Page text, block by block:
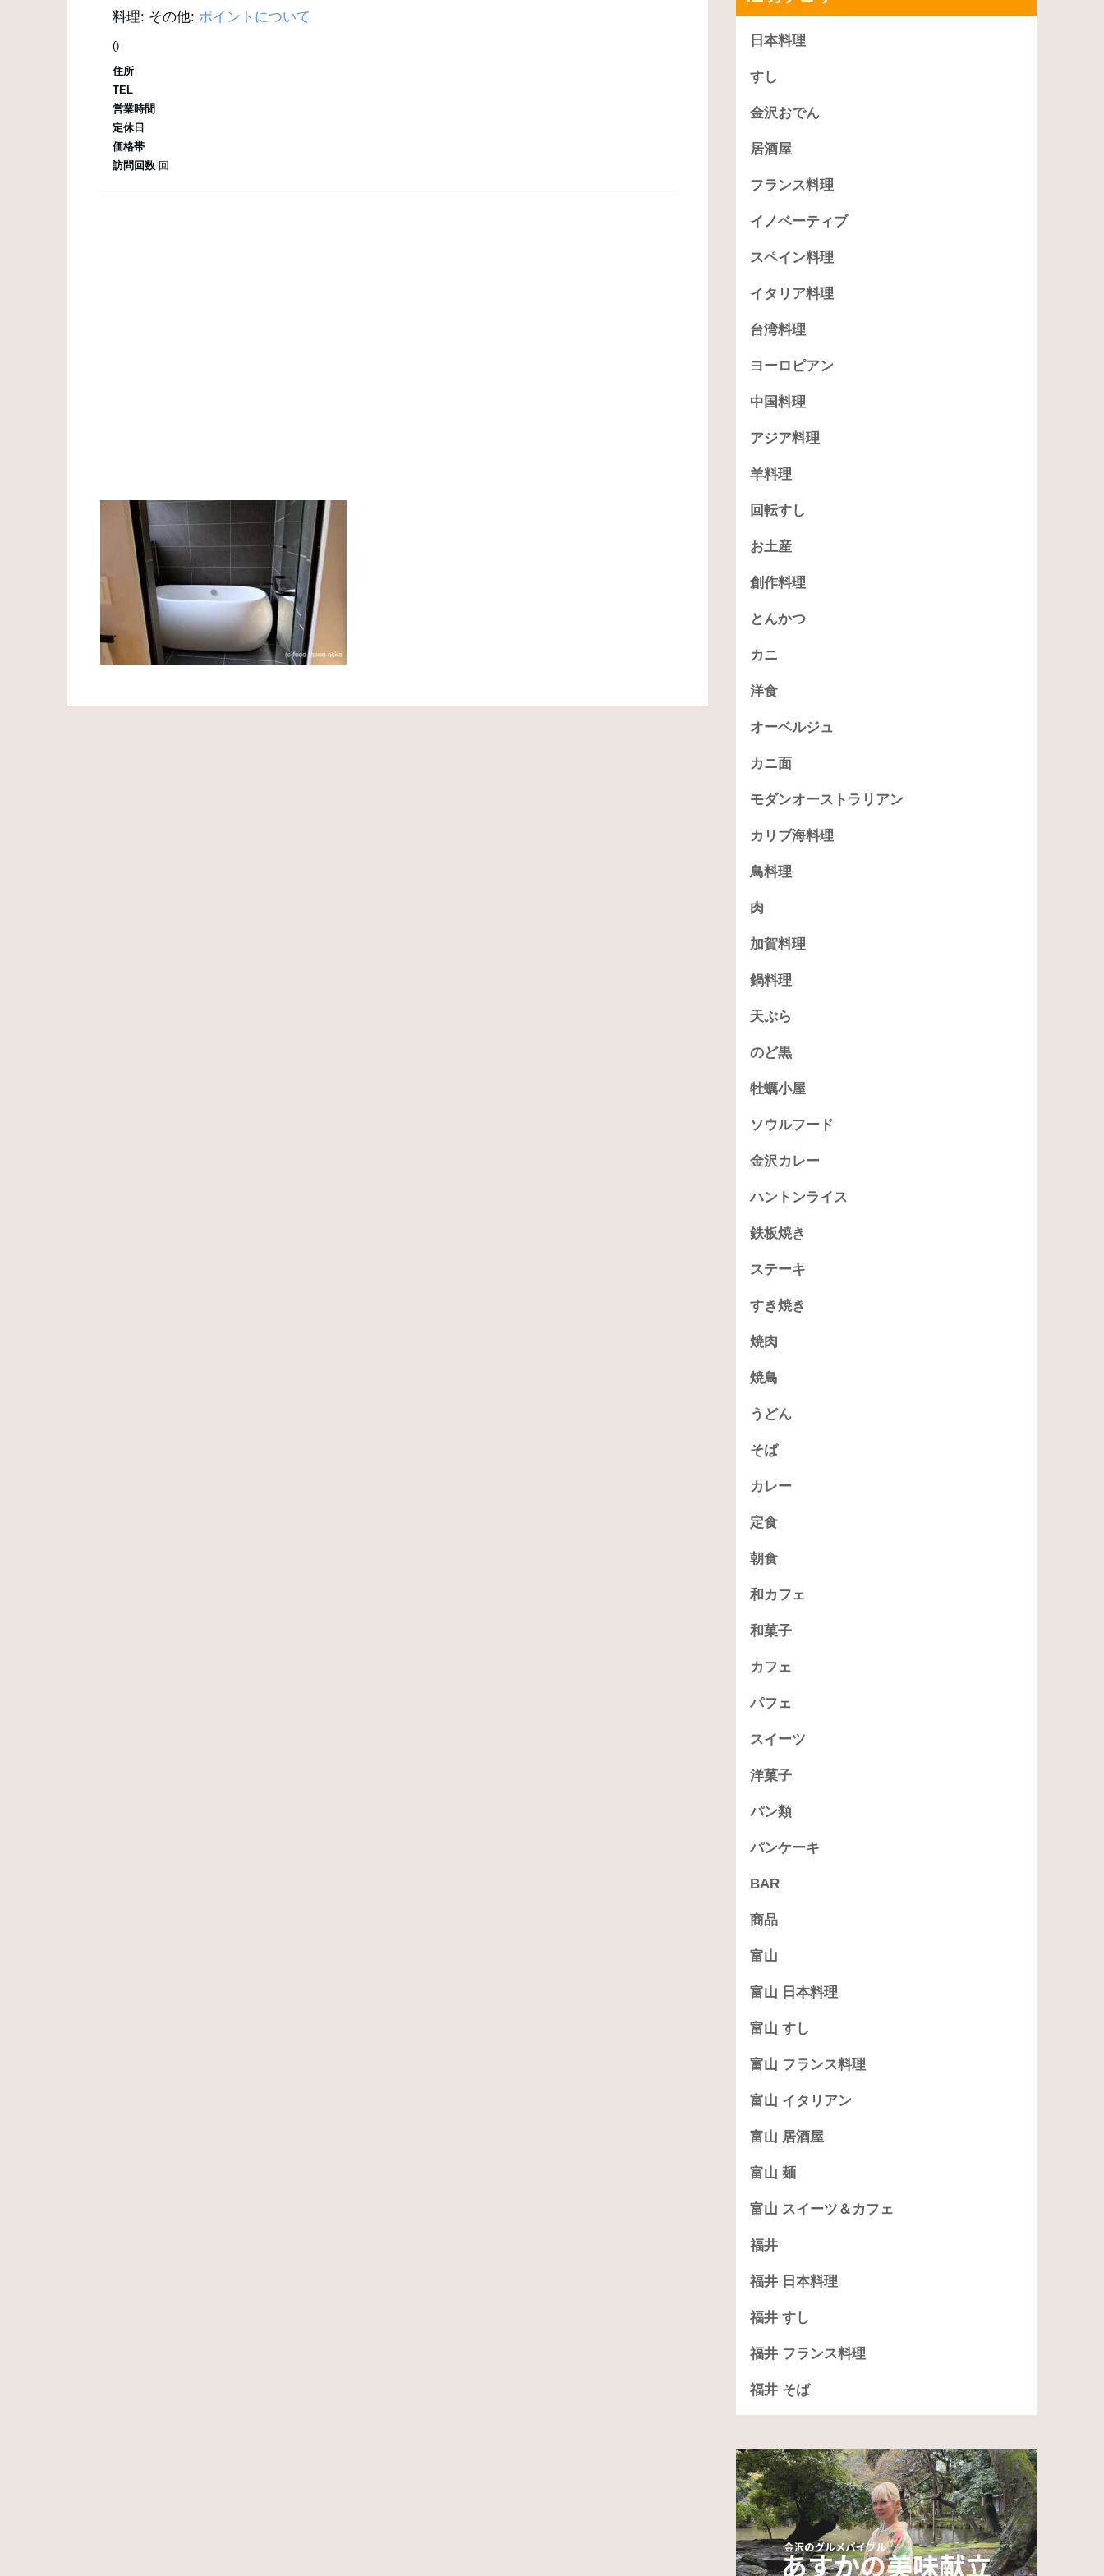
料理: その他: ポイントについて
()
住所
TEL
営業時間
定休日
価格帯
訪問回数 回
日本料理
すし
金沢おでん
居酒屋
フランス料理
イノベーティブ
スペイン料理
イタリア料理
台湾料理
ヨーロピアン
中国料理
アジア料理
羊料理
回転すし
お土産
創作料理
とんかつ
カニ
洋食
オーベルジュ
カニ面
モダンオーストラリアン
カリブ海料理
鳥料理
肉
加賀料理
鍋料理
天ぷら
のど黒
牡蠣小屋
ソウルフード
金沢カレー
ハントンライス
鉄板焼き
ステーキ
すき焼き
焼肉
焼鳥
うどん
そば
カレー
定食
朝食
和カフェ
和菓子
カフェ
パフェ
スイーツ
洋菓子
パン類
パンケーキ
BAR
商品
富山
富山 日本料理
富山 すし
富山 フランス料理
富山 イタリアン
富山 居酒屋
富山 麺
富山 スイーツ＆カフェ
福井
福井 日本料理
福井 すし
福井 フランス料理
福井 そば